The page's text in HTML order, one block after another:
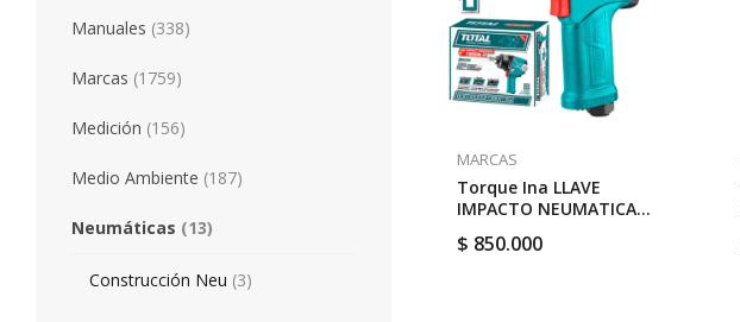
MARCAS
Torque Ina LLAVE
IMPACTO NEUMATICA
TOTAL TAT41112
$ 850.000
Manuales (338)
Marcas (1759)
Medición (156)
Medio Ambiente (187)
Neumáticas (13)
Construcción Neu (3)